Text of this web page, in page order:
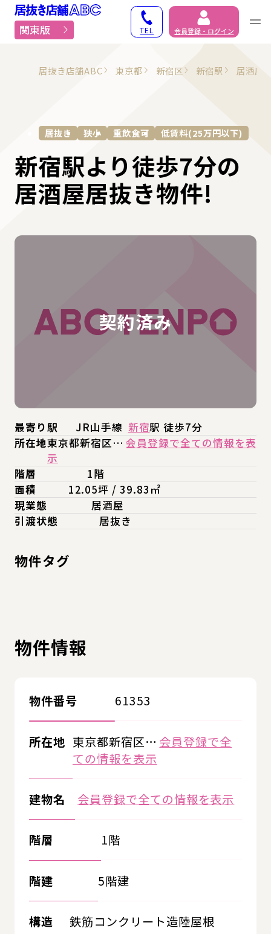
居抜き物件・貸店舗で
関東版 TEL 会員登録・ログイン
居抜き店舗ABC 東京都 新宿区 新宿駅 居酒屋
居抜き 狭小 重飲食可 低賃料(25万円以下)
新宿駅より徒歩7分の
居酒屋居抜き物件!
最寄り駅 JR山手線 新宿駅 徒歩7分
所在地東京都新宿区… 会員登録で全ての情報を表
示
階層
1階
面積
12.05坪 / 39.83㎡
現業態
居酒屋
引渡状態
居抜き
物件タグ
物件情報
物件番号 61353
所在地 東京都新宿区… 会員登録で全
ての情報を表示
建物名 会員登録で全ての情報を表示
階層 1階
階建 5階建
構造 鉄筋コンクリート造陸屋根